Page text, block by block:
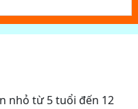
nhỏ từ 5 tuổi đến 12